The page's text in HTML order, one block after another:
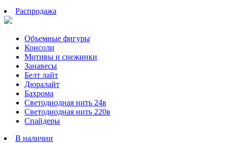
Распродажа
Объемные фигуры
Консоли
Мотивы и снежинки
Занавесы
Белт лайт
Дюралайт
Бахрома
Светодиодная нить 24в
Светодиодная нить 220в
Спайдеры
В наличии